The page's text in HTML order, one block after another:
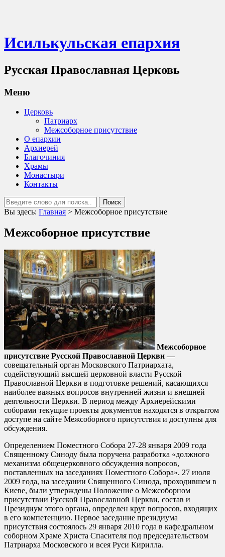
Исилькульская епархия
Русская Православная Церковь
Меню
Церковь
Патриарх
Межсоборное присутствие
О епархии
Архиерей
Благочиния
Храмы
Монастыри
Контакты
Вы здесь: Главная > Межсоборное присутствие
Межсоборное присутствие
Межсоборное
присутствие Русской Православной Церкви —
совещательный орган Московского Патриархата,
содействующий высшей церковной власти Русской
Православной Церкви в подготовке решений, касающихся
наиболее важных вопросов внутренней жизни и внешней
деятельности Церкви. В период между Архиерейскими
соборами текущие проекты документов находятся в открытом
доступе на сайте Межсоборного присутствия и доступны для
обсуждения.
Определением Поместного Собора 27-28 января 2009 года
Священному Синоду была поручена разработка «должного
механизма общецерковного обсуждения вопросов,
поставленных на заседаниях Поместного Собора». 27 июля
2009 года, на заседании Священного Синода, проходившем в
Киеве, были утверждены Положение о Межсоборном
присутствии Русской Православной Церкви, состав и
Президиум этого органа, определен круг вопросов, входящих
в его компетенцию. Первое заседание президиума
присутствия состоялось 29 января 2010 года в кафедральном
соборном Храме Христа Спасителя под председательством
Патриарха Московского и всея Руси Кирилла.